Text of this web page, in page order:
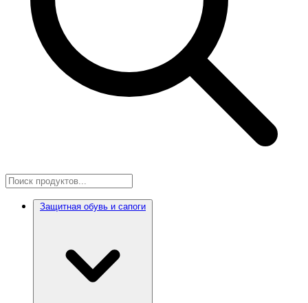
Защитная обувь и сапоги